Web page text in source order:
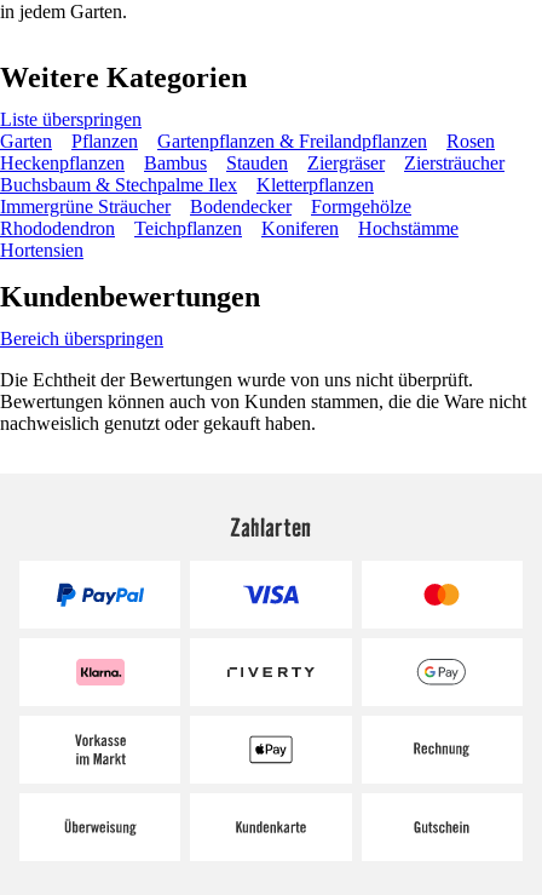
in jedem Garten.
Weitere Kategorien
Liste überspringen
Garten
Pflanzen Gartenpflanzen & Freilandpflanzen
Rosen
Heckenpflanzen
Bambus Stauden Ziergräser
Ziersträucher
Buchsbaum & Stechpalme Ilex
Kletterpflanzen
Immergrüne Sträucher
Bodendecker
Formgehölze
Rhododendron
Teichpflanzen Koniferen
Hochstämme
Hortensien
Kundenbewertungen
Bereich überspringen
Die Echtheit der Bewertungen wurde von uns nicht überprüft.
Bewertungen können auch von Kunden stammen, die die Ware nicht
nachweislich genutzt oder gekauft haben.
Zahlarten